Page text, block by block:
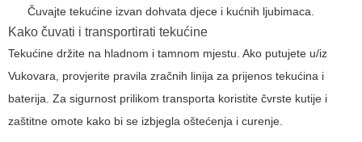
Čuvajte tekućine izvan dohvata djece i kućnih ljubimaca.
Kako čuvati i transportirati tekućine
Tekućine držite na hladnom i tamnom mjestu. Ako putujete u/iz
Vukovara, provjerite pravila zračnih linija za prijenos tekućina i
baterija. Za sigurnost prilikom transporta koristite čvrste kutije i
zaštitne omote kako bi se izbjegla oštećenja i curenje.